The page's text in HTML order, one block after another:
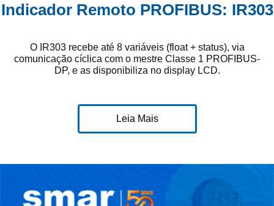
Indicador Remoto PROFIBUS: IR303
O IR303 recebe até 8 variáveis (float + status), via
comunicação cíclica com o mestre Classe 1 PROFIBUS-
DP, e as disponibiliza no display LCD.
Leia Mais